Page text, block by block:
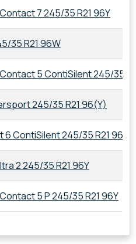
7 245/35 R21 96Y
35 R21 96W
5 ContiSilent 245/35
245/35 R21 96(Y)
ContiSilent 245/35 R21 96Y
2 245/35 R21 96Y
5 P 245/35 R21 96Y